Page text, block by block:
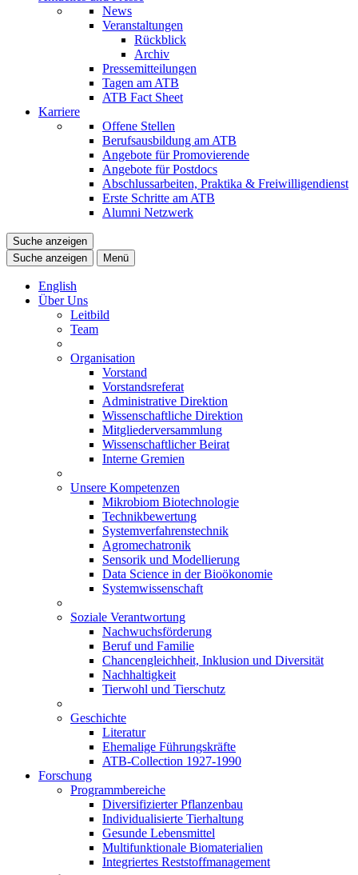
News
Veranstaltungen
Rückblick
Archiv
Pressemitteilungen
Tagen am ATB
ATB Fact Sheet
Karriere
Offene Stellen
Berufsausbildung am ATB
Angebote für Promovierende
Angebote für Postdocs
Abschlussarbeiten, Praktika & Freiwilligendienst
Erste Schritte am ATB
Alumni Netzwerk
Suche anzeigen
Suche anzeigen
Menü
English
Über Uns
Leitbild
Team
Organisation
Vorstand
Vorstandsreferat
Administrative Direktion
Wissenschaftliche Direktion
Mitgliederversammlung
Wissenschaftlicher Beirat
Interne Gremien
Unsere Kompetenzen
Mikrobiom Biotechnologie
Technikbewertung
Systemverfahrenstechnik
Agromechatronik
Sensorik und Modellierung
Data Science in der Bioökonomie
Systemwissenschaft
Soziale Verantwortung
Nachwuchsförderung
Beruf und Familie
Chancengleichheit, Inklusion und Diversität
Nachhaltigkeit
Tierwohl und Tierschutz
Geschichte
Literatur
Ehemalige Führungskräfte
ATB-Collection 1927-1990
Forschung
Programmbereiche
Diversifizierter Pflanzenbau
Individualisierte Tierhaltung
Gesunde Lebensmittel
Multifunktionale Biomaterialien
Integriertes Reststoffmanagement